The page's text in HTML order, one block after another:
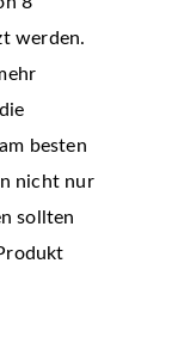
werden.
besten
nicht nur
sollten